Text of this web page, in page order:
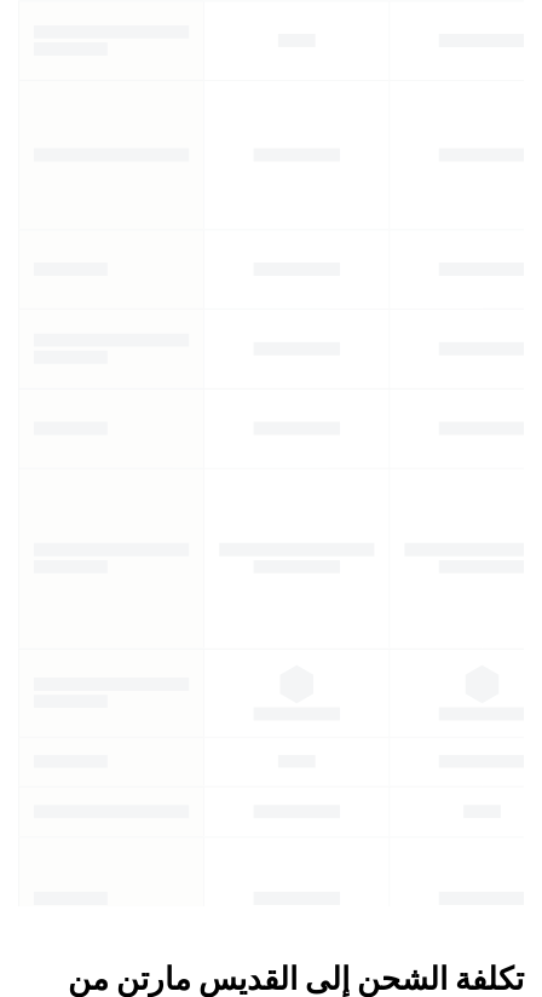
تكلفة الشحن إلى القديس مارتن من